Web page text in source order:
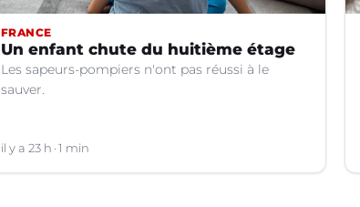
FRANCE
Un enfant chute du huitième étage
Les sapeurs-pompiers n'ont pas réussi à le
sauver.
il y a 23 h 1 min